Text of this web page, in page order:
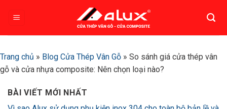
Trang chủ » Blog Cửa Thép Vân Gỗ » So sánh giá cửa thép vân
gỗ và cửa nhựa composite: Nên chọn loại nào?
BÀI VIẾT MỚI NHẤT